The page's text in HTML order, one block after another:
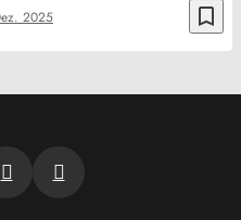
bookmark_border
2025